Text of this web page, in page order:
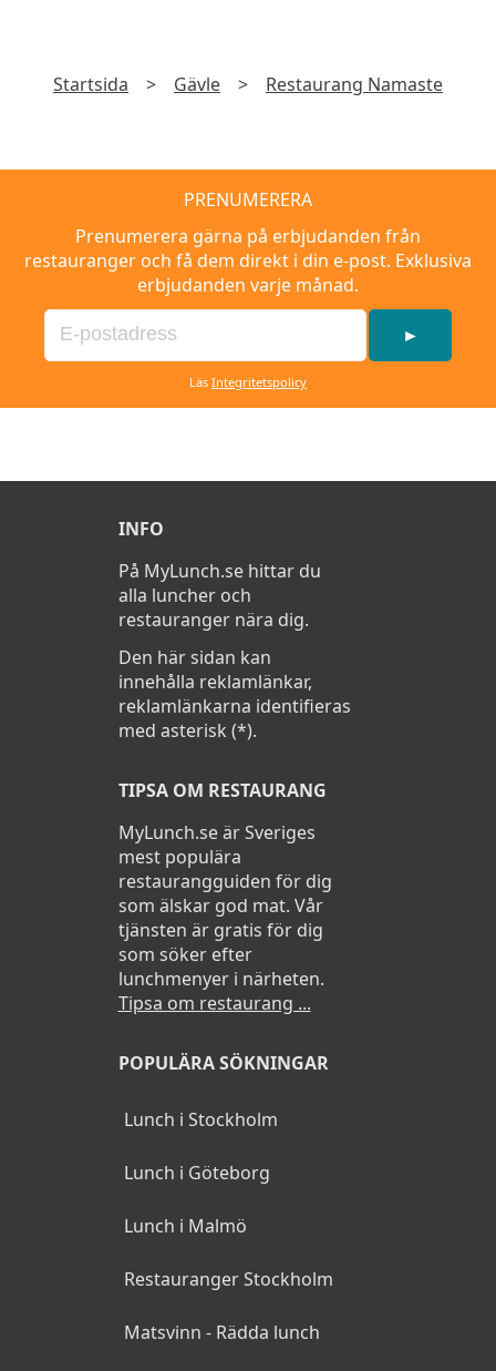
Startsida > Gävle > Restaurang Namaste
PRENUMERERA
Prenumerera gärna på erbjudanden från
restauranger och få dem direkt i din e-post. Exklusiva
erbjudanden varje månad.
►
Läs Integritetspolicy
INFO
På MyLunch.se hittar du
alla luncher och
restauranger nära dig.
Den här sidan kan
innehålla reklamlänkar,
reklamlänkarna identifieras
med asterisk (*).
TIPSA OM RESTAURANG
MyLunch.se är Sveriges
mest populära
restaurangguiden för dig
som älskar god mat. Vår
tjänsten är gratis för dig
som söker efter
lunchmenyer i närheten.
Tipsa om restaurang ...
POPULÄRA SÖKNINGAR
Lunch i Stockholm
Lunch i Göteborg
Lunch i Malmö
Restauranger Stockholm
Matsvinn - Rädda lunch